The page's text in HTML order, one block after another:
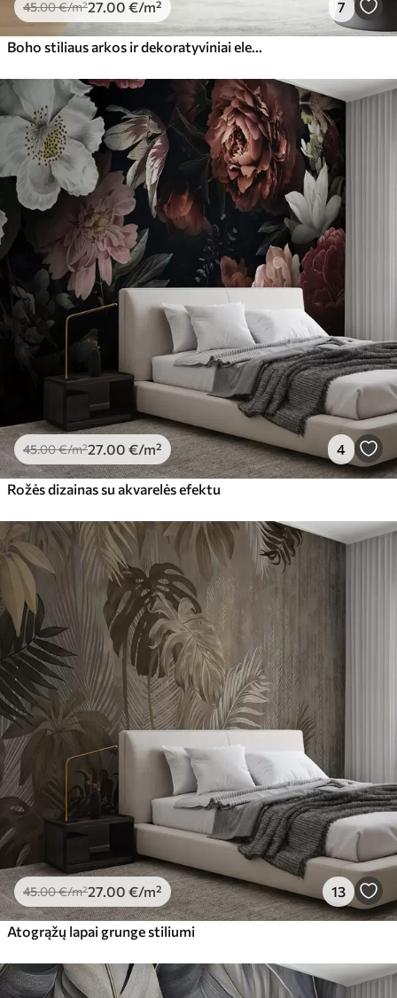
45.00€/m²27 .00 €/m² 7
45.00€/m²27 .00 €/m² 4
Rožės dizainas su akvarelės efektu
45.00€/m²27 .00 €/m² 13
Atogrąžų lapai grunge stiliumi